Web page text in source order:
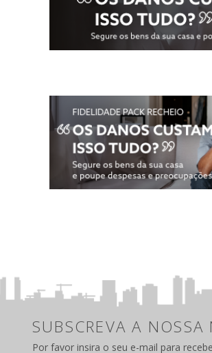
SUBSCREVA A NOSSA
Por favor insira o seu e-mail para